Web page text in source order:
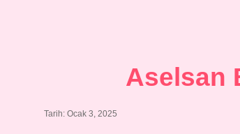
Aselsan
Tarih: Ocak 3, 2025